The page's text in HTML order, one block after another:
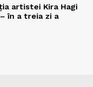
artistei Kira Hagi
în a treia zi a